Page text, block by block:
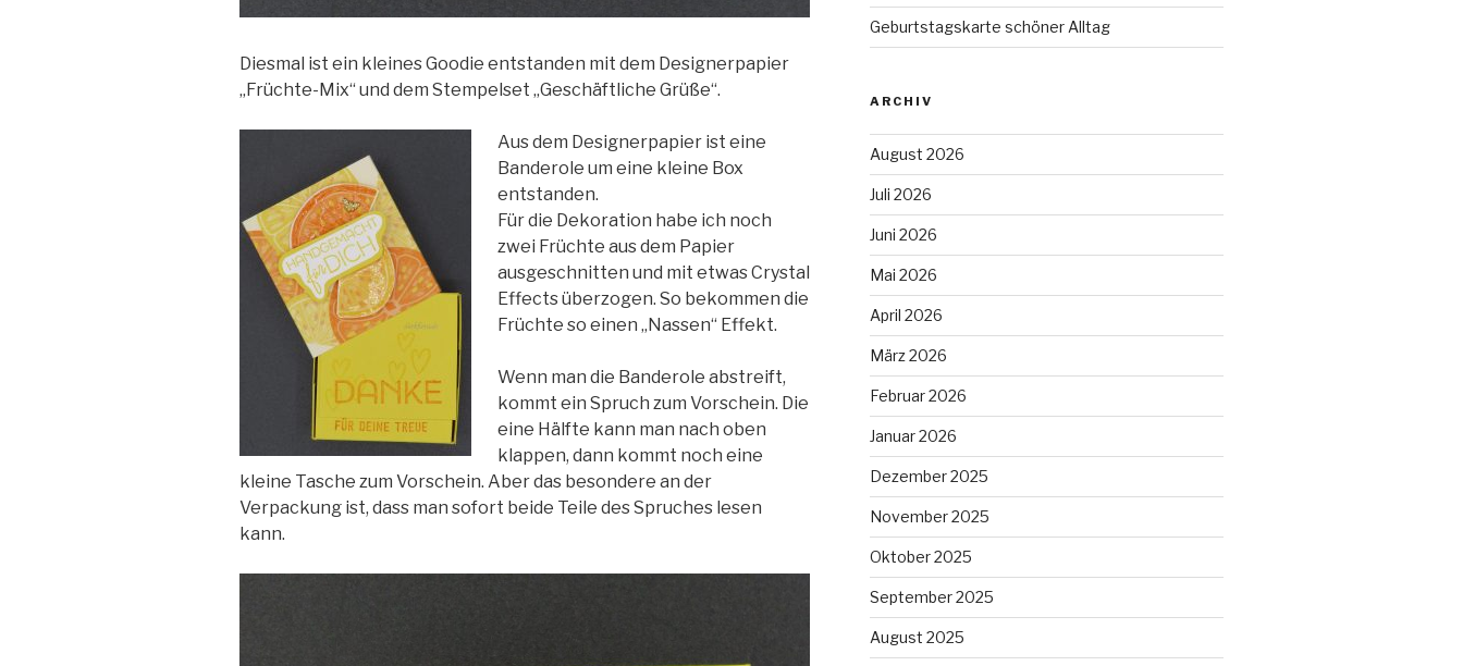
Diesmal ist ein kleines Goodie entstanden mit dem Designerpapier
„Früchte-Mix“ und dem Stempelset „Geschäftliche Grüße“.
Aus dem Designerpapier ist eine
Banderole um eine kleine Box
entstanden.
Für die Dekoration habe ich noch
zwei Früchte aus dem Papier
ausgeschnitten und mit etwas Crystal
Effects überzogen. So bekommen die
Früchte so einen „Nassen“ Effekt.
Wenn man die Banderole abstreift,
kommt ein Spruch zum Vorschein. Die
eine Hälfte kann man nach oben
klappen, dann kommt noch eine
kleine Tasche zum Vorschein. Aber das besondere an der
Verpackung ist, dass man sofort beide Teile des Spruches lesen
kann.
Geburtstagskarte schöner Alltag
ARCHIV
August 2026
Juli 2026
Juni 2026
Mai 2026
April 2026
März 2026
Februar 2026
Januar 2026
Dezember 2025
November 2025
Oktober 2025
September 2025
August 2025